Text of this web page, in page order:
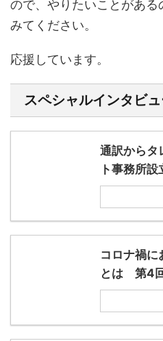
ので、やりたいことがあ
みてください。
応援しています。
スペシャルインタビ
通訳からタ
ト事務所
コロナ禍に
とは 第4